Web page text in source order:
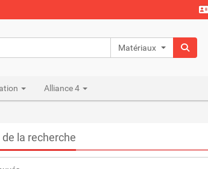
Matériaux naturels
Alliance 4
la recherche